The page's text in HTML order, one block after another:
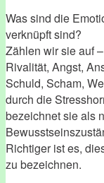
Was sind die
verknüpft sind?
Zählen wir sie auf
Rivalität, Angst,
Schuld, Scham,
durch die
bezeichnet sie als
Richtiger ist es,
zu bezeichnen.